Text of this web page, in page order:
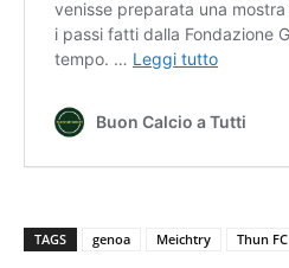
TAGS genoa Meichtry Thun FC